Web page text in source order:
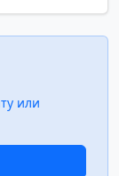
или